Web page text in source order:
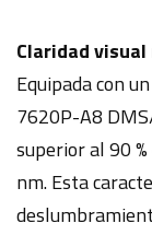
Claridad
Equipada con
7620P-A8
superior al 90
nm. Esta